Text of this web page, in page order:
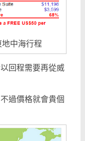
中海行程
回程需要再從威
過價格就會貴個